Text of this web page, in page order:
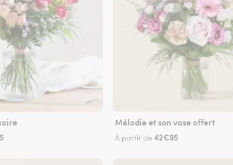
Mélodie et son vase offert
À partir de42€95